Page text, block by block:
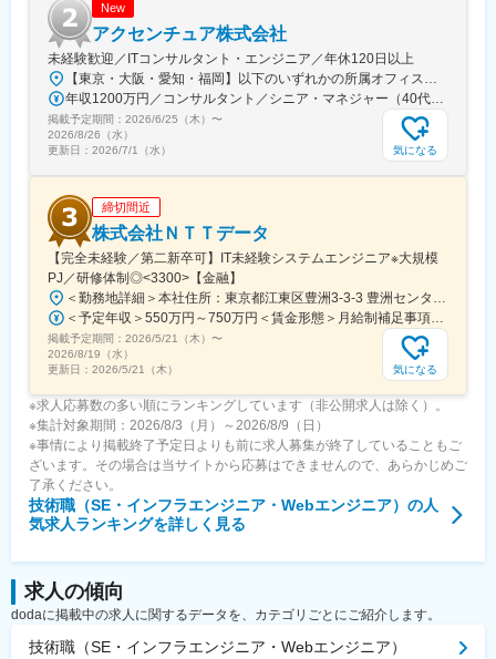
New
アクセンチュア株式会社
未経験歓迎／ITコンサルタント・エンジニア／年休120日以上
【東京・大阪・愛知・福岡】以下のいずれかの所属オフィスもしくは各エリアのプロジェクト先 所属オフィス：■赤坂インターシティ■関西オフィス■アクセンチュア・アドバンスト・テクノロジーセンター名古屋■福岡オフィス※詳細は勤務地一覧よりご覧いただけます。※所属オフィスを問わずプロジェクトにより、国内出張、海外出張の可能性があります【魅力ポイント│世界の知恵を活用】世界中のベストプラクティスがデータベースに集約されており、数多くの事例や社員の知恵を活用できます。日本では前例のない案件でも、世界各国の社員からオンライン・オフライン（海外出張）問わず、気軽にアドバイスを受けることができます。★ この求人のPOINT ★￣￣V￣￣￣￣￣￣￣￣￣＃世界約78万人規模の大手基盤で安定性◎若手から裁量大きく挑戦・成長できる環境＃土日祝休／連続5日以上の休暇取得も可能！／フルフレックス（コアタイムなし）＃コンサル・IT未経験者向けの手厚い研修◎／メンター制度もあるため安心してチャレンジOK！
年収1200万円／コンサルタント／シニア・マネジャー（40代） 年収1000万円／テクノロジーアーキテクト（30代）
掲載予定期間： 2026/6/25（木） 〜
2026/8/26（水）
更新日： 2026/7/1（水） 気になる
締切間近
株式会社ＮＴＴデータ
【完全未経験／第二新卒可】IT未経験システムエンジニア※大規模
PJ／研修体制◎<3300>【金融】
＜勤務地詳細＞本社住所：東京都江東区豊洲3-3-3 豊洲センタービル勤務地最寄駅： 東京メトロ有楽町線／豊洲駅受動喫煙対策：屋内喫煙可能場所あり変更の範囲：会社の定める事業所（リモートワーク含む）
＜予定年収＞550万円～750万円＜賃金形態＞月給制補足事項なし＜賃金内訳＞月額（基本給）：270,000円～310,000円＜月給＞270,000円～310,000円＜昇給有無＞有＜残業手当＞有＜給与補足＞※詳細は面接時にお伝えします賃金はあくまでも目安の金額であり、選考を通じて上下する可能性があります。月給(月額)は固定手当を含めた表記です。
掲載予定期間： 2026/5/21（木） 〜
2026/8/19（水）
更新日： 2026/5/21（木） 気になる
※求人応募数の多い順にランキングしています（非公開求人は除く）。
※集計対象期間：2026/8/3（月）～2026/8/9（日）
※事情により掲載終了予定日よりも前に求人募集が終了していることもご
ざいます。その場合は当サイトから応募はできませんので、あらかじめご
了承ください。
技術職（SE・インフラエンジニア・Webエンジニア） の人
気求人ランキングを詳しく見る
求人の傾向
dodaに掲載中の求人に関するデータを、カテゴリごとにご紹介します。
技術職（SE・インフラエンジニア・Webエンジニア）